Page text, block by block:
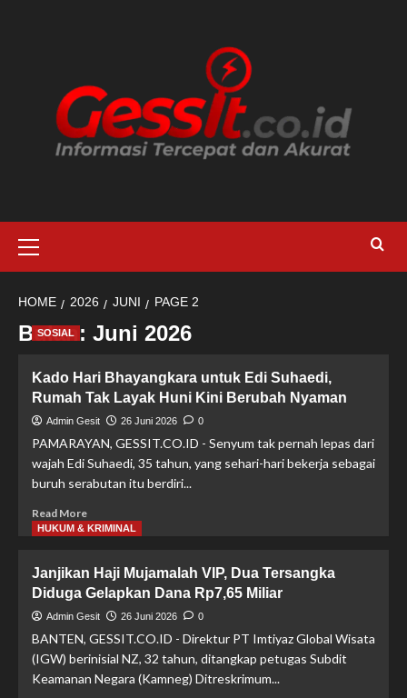
Menu
HOME 2026 JUNI PAGE 2
Bulan: Juni 2026
SOSIAL
Kado Hari Bhayangkara untuk Edi Suhaedi,
Rumah Tak Layak Huni Kini Berubah Nyaman
Admin Gesit 26 Juni 2026 0
PAMARAYAN, GESSIT.CO.ID - Senyum tak pernah lepas dari
wajah Edi Suhaedi, 35 tahun, yang sehari-hari bekerja sebagai
buruh serabutan itu berdiri...
Read MoreRead
more
Hari
Bhayangkara
untuk
Edi
Rumah
Tak
HUKUM & KRIMINAL
Janjikan Haji Mujamalah VIP, Dua Tersangka
Diduga Gelapkan Dana Rp7,65 Miliar
Admin Gesit 26 Juni 2026 0
BANTEN, GESSIT.CO.ID - Direktur PT Imtiyaz Global Wisata
(IGW) berinisial NZ, 32 tahun, ditangkap petugas Subdit
Keamanan Negara (Kamneg) Ditreskrimum...